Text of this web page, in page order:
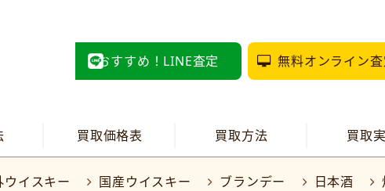
おすすめ！LINE査定 無料オンライン
買取価格表 買取方法 買取
ウイスキー 国産ウイスキー ブランデー 日本酒